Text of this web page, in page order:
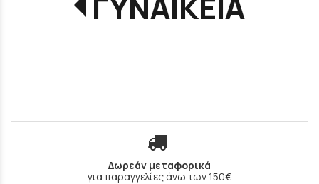
Δωρεάν μεταφορικά
για παραγγελίες άνω των 150€